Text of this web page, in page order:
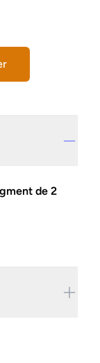
de 2